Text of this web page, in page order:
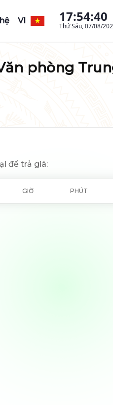
VI 17:54:41
Thứ Sáu, 07/08/
phòng
để trả giá:
GIỜ PHÚT